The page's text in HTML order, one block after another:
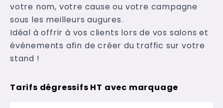
votre nom, votre cause ou votre campagne
sous les meilleurs augures.
Idéal à offrir à vos clients lors de vos salons et
événements afin de créer du traffic sur votre
stand !
Tarifs dégressifs HT avec marquage